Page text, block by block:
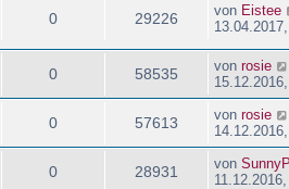
0 29226 von Eistee
0 58535 von rosie
0 57613 von rosie
0 28931 von
11.12.2016,